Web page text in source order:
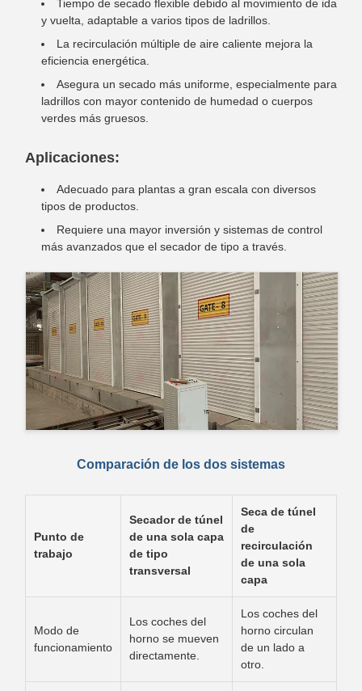
Tiempo de secado flexible debido al movimiento de ida
y vuelta, adaptable a varios tipos de ladrillos.
La recirculación múltiple de aire caliente mejora la
eficiencia energética.
Asegura un secado más uniforme, especialmente para
ladrillos con mayor contenido de humedad o cuerpos
verdes más gruesos.
Aplicaciones:
Adecuado para plantas a gran escala con diversos
tipos de productos.
Requiere una mayor inversión y sistemas de control
más avanzados que el secador de tipo a través.
Comparación de los dos sistemas
Punto de
trabajo
Secador de túnel
de una sola capa
de tipo
transversal
Seca de túnel
de
recirculación
de una sola
capa
Modo de
funcionamiento
Los coches del
horno se mueven
directamente.
Los coches del
horno circulan
de un lado a
otro.